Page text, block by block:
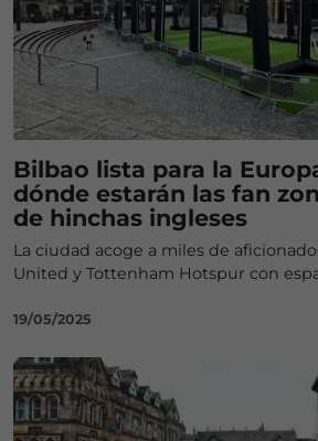
Bilbao lista para la
dónde estarán las fan
de hinchas ingleses
La ciudad acoge a miles de
United y Tottenham Hotspur con
19/05/2025